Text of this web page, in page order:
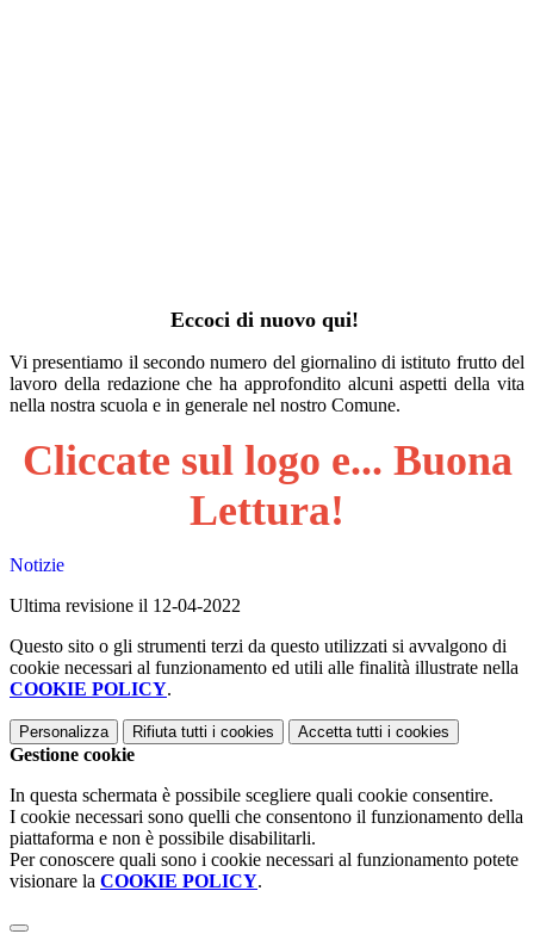
Eccoci di nuovo qui!
Vi presentiamo il secondo numero del giornalino di istituto frutto del
lavoro della redazione che ha approfondito alcuni aspetti della vita
nella nostra scuola e in generale nel nostro Comune.
Cliccate sul logo e... Buona
Lettura!
Notizie
Ultima revisione il 12-04-2022
Questo sito o gli strumenti terzi da questo utilizzati si avvalgono di
cookie necessari al funzionamento ed utili alle finalità illustrate nella
COOKIE POLICY.
Personalizza Rifiuta tutti i cookies Accetta tutti i cookies
Gestione cookie
In questa schermata è possibile scegliere quali cookie consentire.
I cookie necessari sono quelli che consentono il funzionamento della
piattaforma e non è possibile disabilitarli.
Per conoscere quali sono i cookie necessari al funzionamento potete
visionare la COOKIE POLICY.